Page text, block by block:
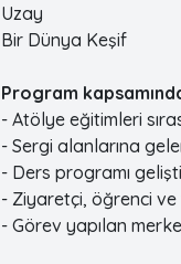
Uzay
Bir Dünya Keşif
Program
- Atölye eğitimleri
- Sergi alanlarına
- Ders programı
- Ziyaretçi, öğrenci ve
- Görev yapılan